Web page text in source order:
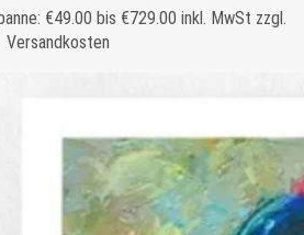
€49.00 bis €729.00 inkl. MwSt zzgl.
Versandkosten